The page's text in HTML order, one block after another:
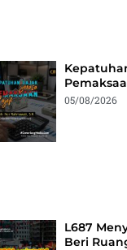
05/08/2026
L687
Beri